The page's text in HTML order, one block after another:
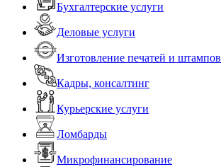
Бухгалтерские услуги
Деловые услуги
Изготовление печатей и штампов
Кадры, консалтинг
Курьерские услуги
Ломбарды
Микрофинансирование